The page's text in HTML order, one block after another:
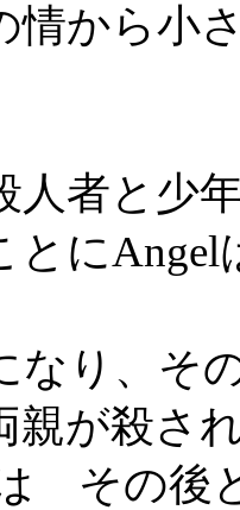
情から小
者と少
とにAngel
なり、そ
親が殺さ
その後